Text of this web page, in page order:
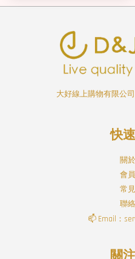
大好線上購物有限公
快
關
會
常
聯
📫 Email：
關